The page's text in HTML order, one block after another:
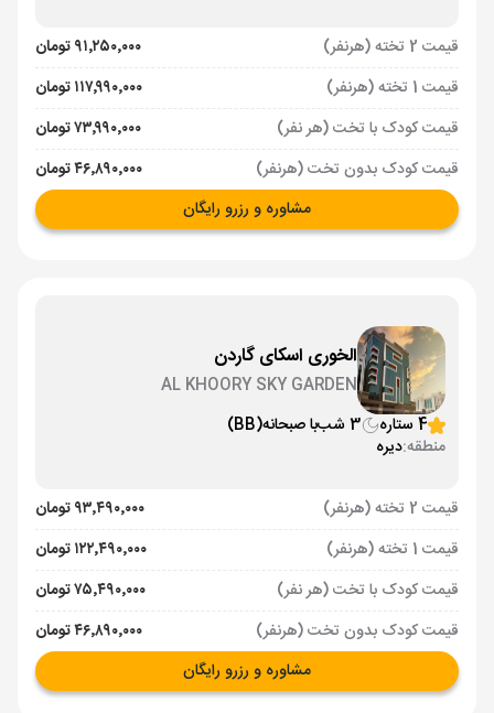
قیمت 2 تخته (هرنفر)
۹۱٬۲۵۰٬۰۰۰ تومان
قیمت 1 تخته (هرنفر)
۱۱۷٬۹۹۰٬۰۰۰ تومان
قیمت کودک با تخت (هر نفر)
۷۳٬۹۹۰٬۰۰۰ تومان
قیمت کودک بدون تخت (هرنفر)
۴۶٬۸۹۰٬۰۰۰ تومان
مشاوره و رزرو رایگان
الخوری اسکای گاردن
AL KHOORY SKY GARDEN
4 ستاره
3 شب با صبحانه(BB)
منطقه:دیره
قیمت 2 تخته (هرنفر)
۹۳٬۴۹۰٬۰۰۰ تومان
قیمت 1 تخته (هرنفر)
۱۲۲٬۴۹۰٬۰۰۰ تومان
قیمت کودک با تخت (هر نفر)
۷۵٬۴۹۰٬۰۰۰ تومان
قیمت کودک بدون تخت (هرنفر)
۴۶٬۸۹۰٬۰۰۰ تومان
مشاوره و رزرو رایگان